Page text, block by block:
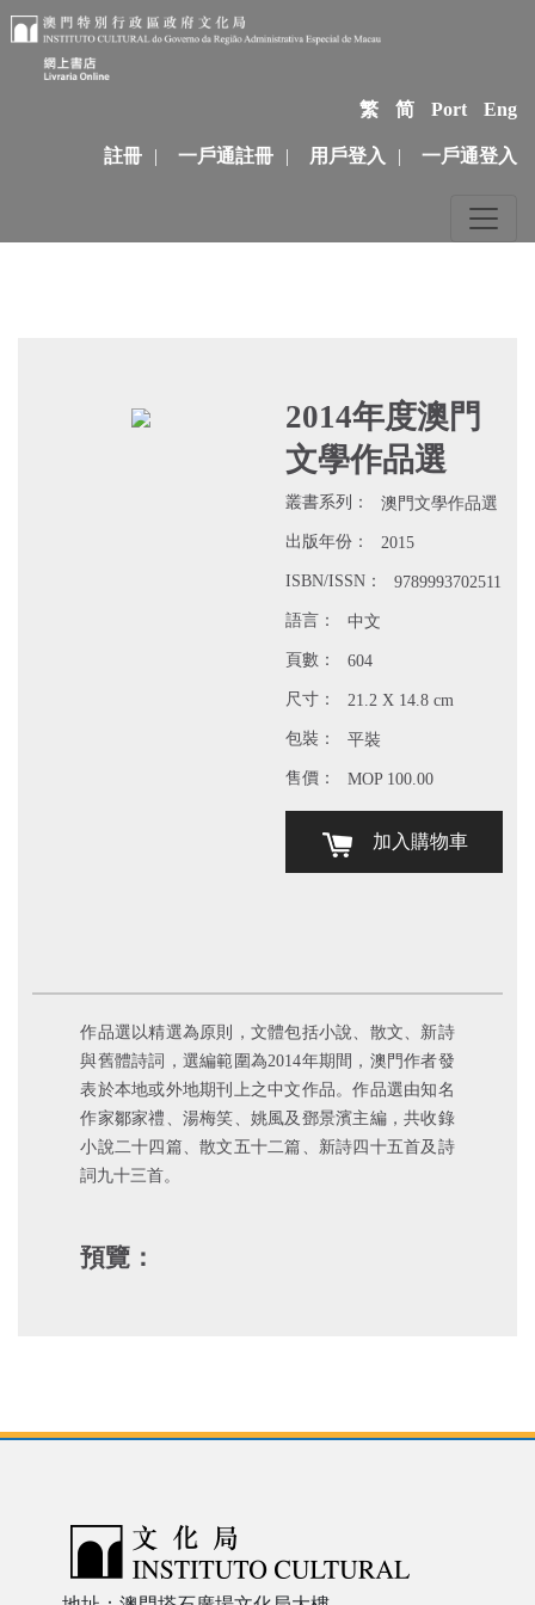
繁 简 Port Eng
註冊 | 一戶通註冊 | 用戶登入 | 一戶通登入
2014年度澳門
文學作品選
叢書系列： 澳門文學作品選
出版年份： 2015
ISBN/ISSN： 9789993702511
語言： 中文
頁數： 604
尺寸： 21.2 X 14.8 cm
包裝： 平裝
售價： MOP 100.00
加入購物車
作品選以精選為原則，文體包括小說、散文、新詩
與舊體詩詞，選編範圍為2014年期間，澳門作者發
表於本地或外地期刊上之中文作品。作品選由知名
作家鄒家禮、湯梅笑、姚風及鄧景濱主編，共收錄
小說二十四篇、散文五十二篇、新詩四十五首及詩
詞九十三首。
預覽：